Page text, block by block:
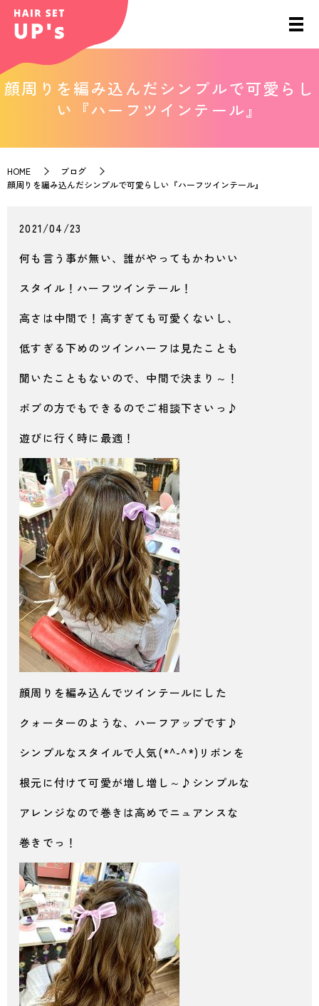
顔周りを編み込んだシンプルで可愛らし
い『ハーフツインテール』
HOME
ブログ
顔周りを編み込んだシンプルで可愛らしい『ハーフツインテール』
2021/04/23
何も言う事が無い、誰がやってもかわいい
スタイル！ハーフツインテール！
高さは中間で！高すぎても可愛くないし、
低すぎる下めのツインハーフは見たことも
聞いたこともないので、中間で決まり～！
ボブの方でもできるのでご相談下さいっ♪
遊びに行く時に最適！
顔周りを編み込んでツインテールにした
クォーターのような、ハーフアップです♪
シンプルなスタイルで人気(*^-^*)リボンを
根元に付けて可愛が増し増し～♪シンプルな
アレンジなので巻きは高めでニュアンスな
巻きでっ！